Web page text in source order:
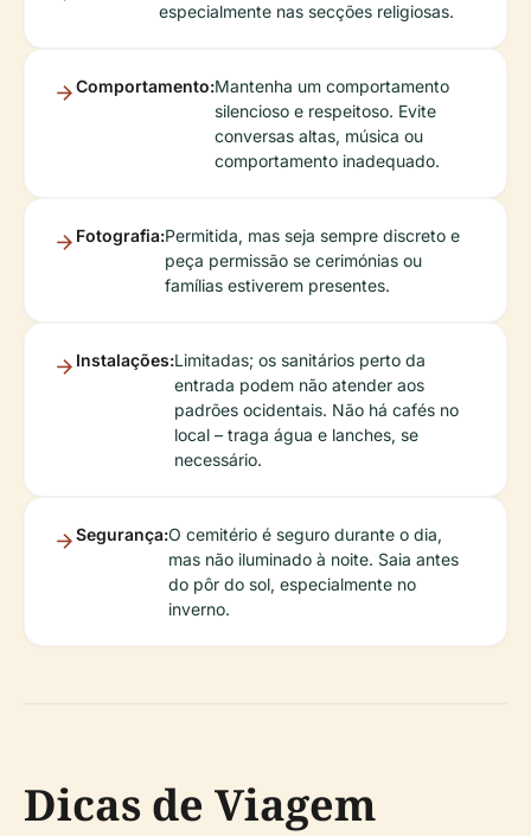
especialmente nas secções religiosas.
Comportamento:Mantenha um comportamento
silencioso e respeitoso. Evite
conversas altas, música ou
comportamento inadequado.
Fotografia:Permitida, mas seja sempre discreto e
peça permissão se cerimónias ou
famílias estiverem presentes.
Instalações:Limitadas; os sanitários perto da
entrada podem não atender aos
padrões ocidentais. Não há cafés no
local – traga água e lanches, se
necessário.
Segurança:O cemitério é seguro durante o dia,
mas não iluminado à noite. Saia antes
do pôr do sol, especialmente no
inverno.
Dicas de Viagem